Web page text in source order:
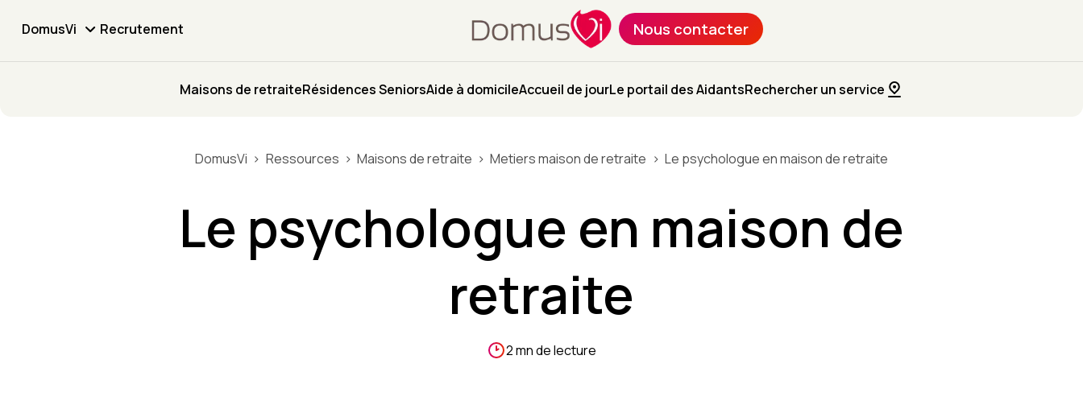
DomusVi Recrutement Nous contacter
Maisons de retraiteRésidences SeniorsAide à domicileAccueil de jourLe portail des AidantsRechercher un service
DomusVi Ressources Maisons de retraite Metiers maison de retraite Le psychologue en maison de retraite
Le psychologue en maison de
retraite
2 mn de lecture